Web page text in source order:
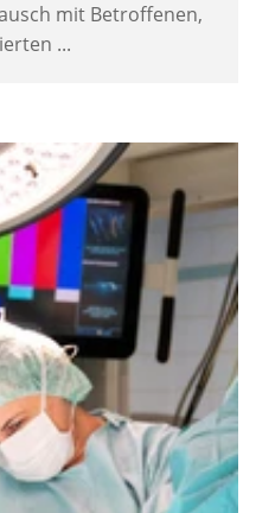
mit Betroffenen,
...